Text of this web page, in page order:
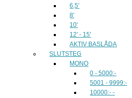
6,5'
8'
10'
12' - 15'
AKTIV BASLÅDA
SLUTSTEG
MONO
0 - 5000:-
5001 - 9999:-
10000:- -